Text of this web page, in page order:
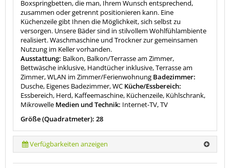
Boxspringbetten, die man, Ihrem Wunsch entsprechend,
zusammen oder getrennt positionieren kann. Eine
Küchenzeile gibt Ihnen die Möglichkeit, sich selbst zu
versorgen. Unsere Bäder sind in stilvollem Wohlfühlambiente
realisiert. Waschmaschine und Trockner zur gemeinsamen
Nutzung im Keller vorhanden.
Ausstattung: Balkon, Balkon/Terrasse am Zimmer,
Bettwäsche inklusive, Handtücher inklusive, Terrasse am
Zimmer, WLAN im Zimmer/Ferienwohnung Badezimmer:
Dusche, Eigenes Badezimmer, WC Küche/Essbereich:
Essbereich, Herd, Kaffeemaschine, Küchenzeile, Kühlschrank,
Mikrowelle Medien und Technik: Internet-TV, TV
Größe (Quadratmeter): 28
Verfügbarkeiten anzeigen